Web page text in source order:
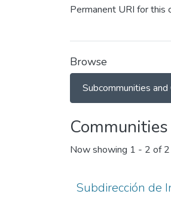
Permanent URI for this
Browse
Subcommunities
Now showing 1 - 2 of 2
Subdirección de